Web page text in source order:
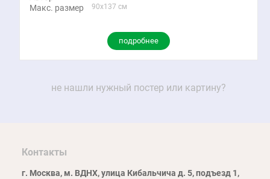
Макс. размер 90x137 см
подробнее
не нашли нужный постер или картину?
Контакты
г. Москва, м. ВДНХ, улица Кибальчича д. 5, подъезд 1,